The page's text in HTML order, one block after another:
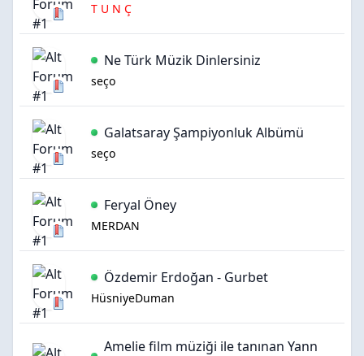
T U N Ç
Anket:
Ne Türk Müzik Dinlersiniz
seço
Galatsaray Şampiyonluk Albümü
seço
Feryal Öney
MERDAN
Özdemir Erdoğan - Gurbet
HüsniyeDuman
Amelie film müziği ile tanınan Yann